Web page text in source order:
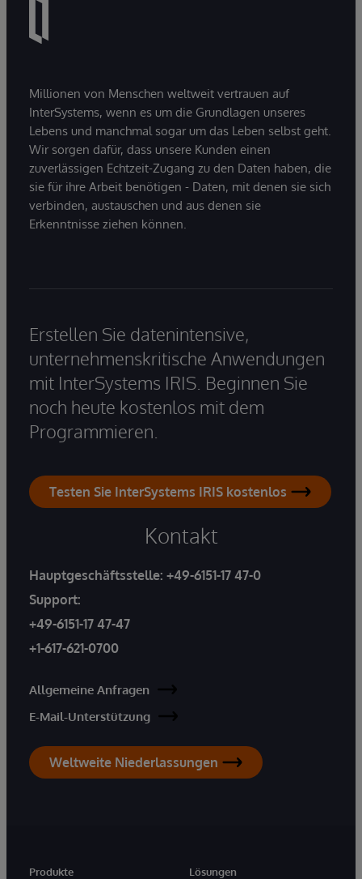
Millionen von Menschen weltweit vertrauen auf
InterSystems, wenn es um die Grundlagen unseres
Lebens und manchmal sogar um das Leben selbst geht.
Wir sorgen dafür, dass unsere Kunden einen
zuverlässigen Echtzeit-Zugang zu den Daten haben, die
sie für ihre Arbeit benötigen - Daten, mit denen sie sich
verbinden, austauschen und aus denen sie
Erkenntnisse ziehen können.
Erstellen Sie datenintensive,
unternehmenskritische Anwendungen
mit InterSystems IRIS. Beginnen Sie
noch heute kostenlos mit dem
Programmieren.
Testen Sie InterSystems IRIS kostenlos
Kontakt
Hauptgeschäftsstelle: +49-6151-17 47-0
Support:
+49-6151-17 47-47
+1-617-621-0700
Allgemeine Anfragen
E-Mail-Unterstützung
Weltweite Niederlassungen
Produkte
Lösungen